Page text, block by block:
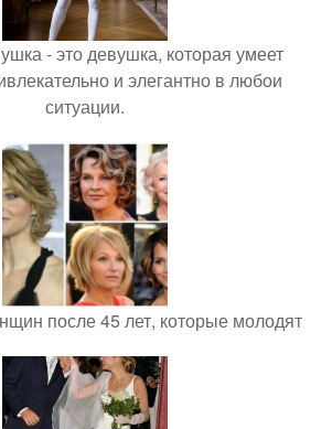
- это девушка, которая умеет
и элегантно в любои
ситуации.
после 45 лет, которые молодят